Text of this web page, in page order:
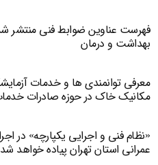
فهرست عناوین ضوابط فنی منتشر
بهداشت و درمان
معرفی توانمندی ها و خدمات
مکانیک خاک در حوزه صادرات
«نظام فنی و اجرایی یکپارچه» در
عمرانی استان تهران پیاده خواهد شد